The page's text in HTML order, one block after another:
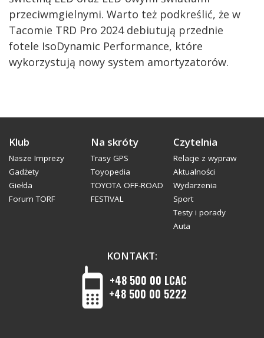
przeciwmgielnymi. Warto też podkreślić, że w
Tacomie TRD Pro 2024 debiutują przednie
fotele IsoDynamic Performance, które
wykorzystują nowy system amortyzatorów.
Klub
Nasze Imprezy
Gadżety
Giełda
Forum TORF
Na skróty
Trasy GPS
Toyopedia
TOYOTA OFF-ROAD
FESTIVAL
Czytelnia
Relacje z wypraw
Aktualności
Wydarzenia
Sport
Testy i porady
Auta
KONTAKT:
+48 500 00 LCAC
+48 500 00 5222